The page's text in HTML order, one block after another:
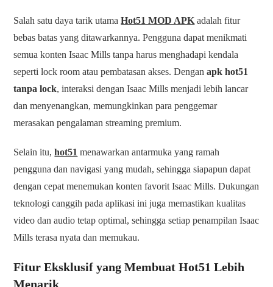
Salah satu daya tarik utamaHot51 MOD APK adalah fitur
bebas batas yang ditawarkannya. Pengguna dapat menikmati
semua konten Isaac Mills tanpa harus menghadapi kendala
seperti lock room atau pembatasan akses. Denganapk hot51
tanpa lock, interaksi dengan Isaac Mills menjadi lebih lancar
dan menyenangkan, memungkinkan para penggemar
merasakan pengalaman streaming premium.
Selain itu,hot51 menawarkan antarmuka yang ramah
pengguna dan navigasi yang mudah, sehingga siapapun dapat
dengan cepat menemukan konten favorit Isaac Mills. Dukungan
teknologi canggih pada aplikasi ini juga memastikan kualitas
video dan audio tetap optimal, sehingga setiap penampilan Isaac
Mills terasa nyata dan memukau.
Fitur Eksklusif yang Membuat Hot51 Lebih
Menarik